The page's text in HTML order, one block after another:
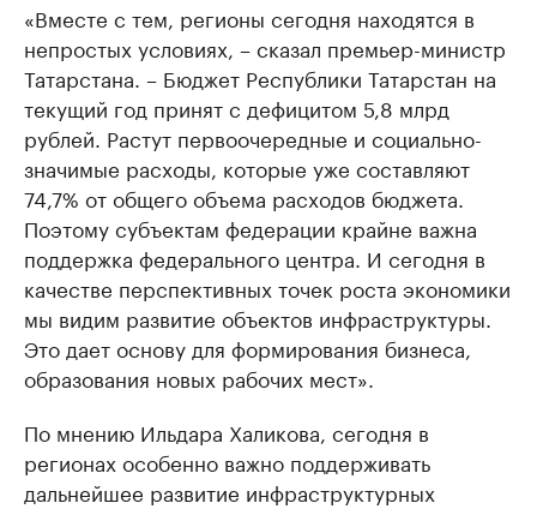
«Вместе с тем, регионы сегодня находятся в
непростых условиях, – сказал премьер-министр
Татарстана. – Бюджет Республики Татарстан на
текущий год принят с дефицитом 5,8 млрд
рублей. Растут первоочередные и социально-
значимые расходы, которые уже составляют
74,7% от общего объема расходов бюджета.
Поэтому субъектам федерации крайне важна
поддержка федерального центра. И сегодня в
качестве перспективных точек роста экономики
мы видим развитие объектов инфраструктуры.
Это дает основу для формирования бизнеса,
образования новых рабочих мест».
По мнению Ильдара Халикова, сегодня в
регионах особенно важно поддерживать
дальнейшее развитие инфраструктурных